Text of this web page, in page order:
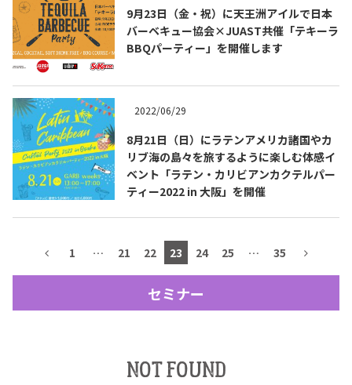
メキシコ料理 Cuisines of Mexico
メキシコ旅行
メキシコの記念日 Events of Mexico
トピックス一覧 イベント一覧
お問合せ テキーラ・メスカルが飲める
バー＆レストラン
Bar & Restaurant
9月23日（金・祝）に天王洲アイルで日本
バーベキュー協会×JUAST共催「テキーラ
BBQパーティー」を開催します
2022/06/29
8月21日（日）にラテンアメリカ諸国やカ
リブ海の島々を旅するように楽しむ体感イ
ベント「ラテン・カリビアンカクテルパー
ティー2022 in 大阪」を開催
1 … 21 22 23 24 25 … 35
セミナー
NOT FOUND